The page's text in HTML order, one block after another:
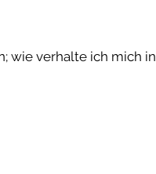
wie verhalte ich mich in